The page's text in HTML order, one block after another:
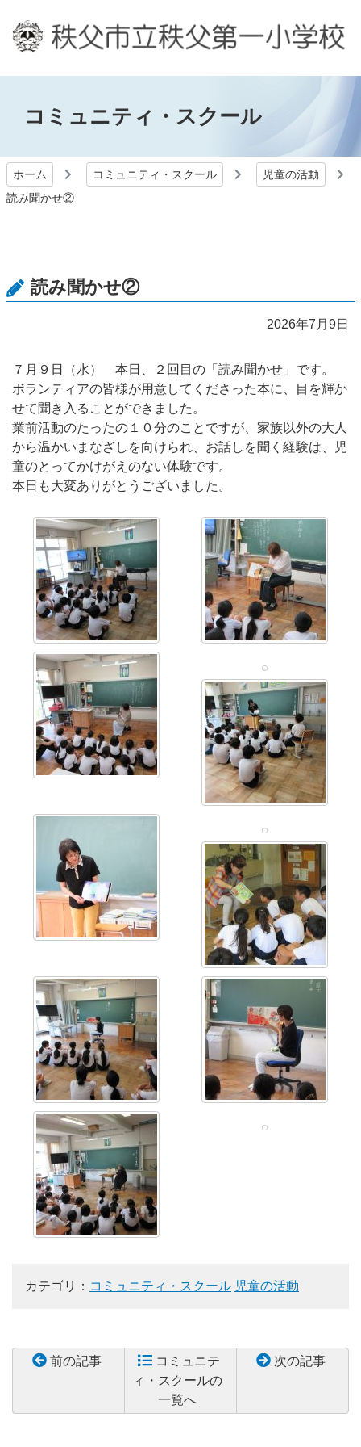
コミュニティ・スクール
ホーム コミュニティ・スクール
児童の活動
読み聞かせ②
読み聞かせ②
2026年7月9日
７月９日（水） 本日、２回目の「読み聞かせ」です。
ボランティアの皆様が用意してくださった本に、目を輝か
せて聞き入ることができました。
業前活動のたったの１０分のことですが、家族以外の大人
から温かいまなざしを向けられ、お話しを聞く経験は、児
童のとってかけがえのない体験です。
本日も大変ありがとうございました。
カテゴリ： コミュニティ・スクール 児童の活動
前の記事
コミュニテ
ィ・スクールの
一覧へ
次の記事